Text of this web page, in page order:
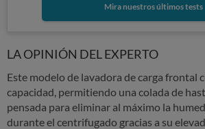
Mira nuestros últimos tests
LA OPINIÓN DEL EXPERTO
Este modelo de lavadora de carga frontal
capacidad, permitiendo una colada de
pensada para eliminar al máximo la
durante el centrifugado gracias a su